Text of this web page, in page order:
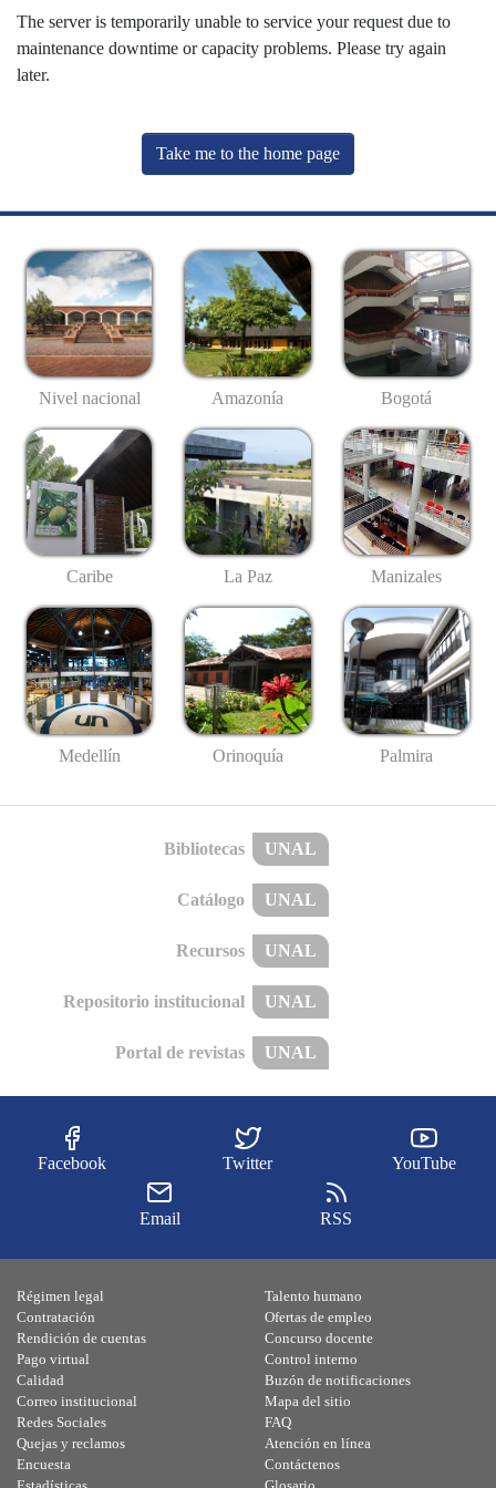
The server is temporarily unable to service your request due to
maintenance downtime or capacity problems. Please try again
later.
Take me to the home page
Nivel nacional Amazonía Bogotá
Caribe La Paz Manizales
Medellín Orinoquía Palmira
Bibliotecas UNAL
Catálogo UNAL
Recursos UNAL
Repositorio institucional UNAL
Portal de revistas UNAL
Facebook Twitter YouTube
Email RSS
Régimen legal
Contratación
Rendición de cuentas
Pago virtual
Calidad
Talento humano
Ofertas de empleo
Concurso docente
Control interno
Buzón de notificaciones
Correo institucional
Redes Sociales
Quejas y reclamos
Encuesta
Mapa del sitio
FAQ
Atención en línea
Contáctenos